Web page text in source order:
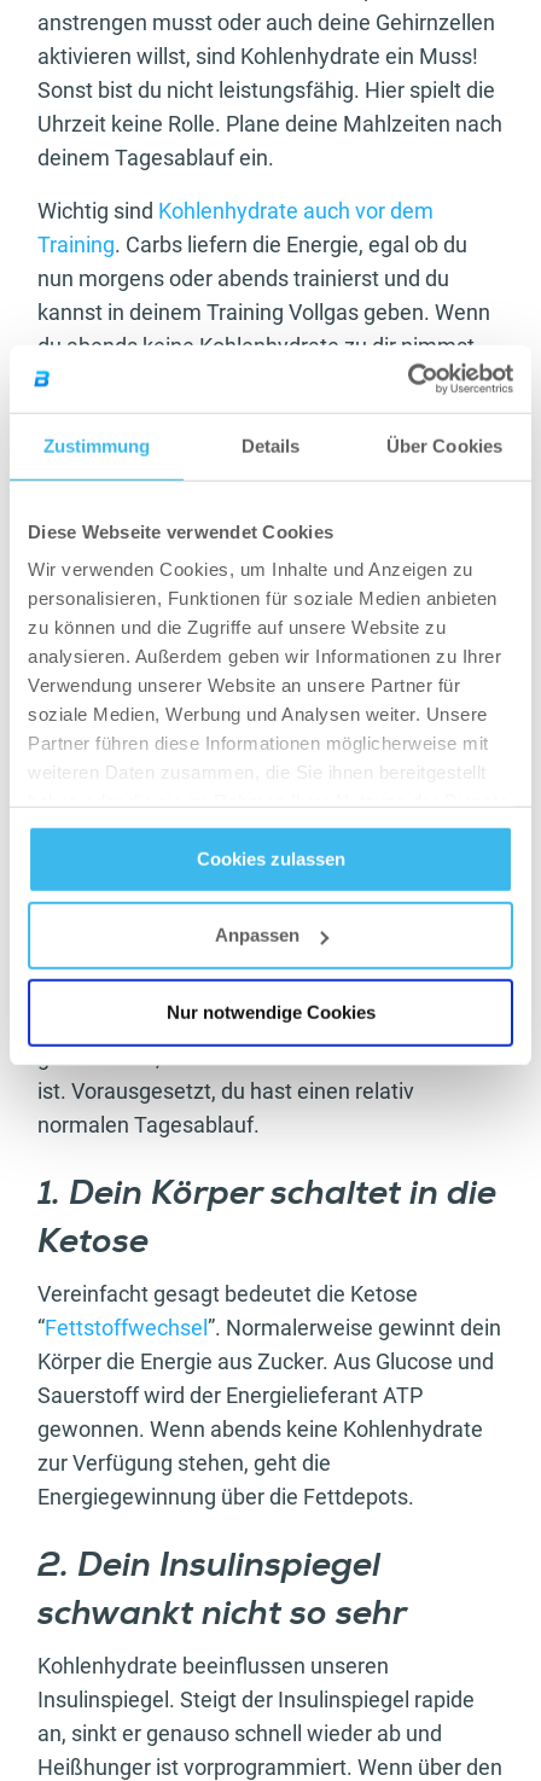
Zustimmung Details Über Cookies
Diese Webseite verwendet Cookies
Wir verwenden Cookies, um Inhalte und Anzeigen zu
personalisieren, Funktionen für soziale Medien anbieten
zu können und die Zugriffe auf unsere Website zu
analysieren. Außerdem geben wir Informationen zu Ihrer
Verwendung unserer Website an unsere Partner für
soziale Medien, Werbung und Analysen weiter. Unsere
Partner führen diese Informationen möglicherweise mit
weiteren Daten zusammen, die Sie ihnen bereitgestellt
gesammelt haben.
Datenschutz- undCookie-Richtlinien
Cookies zulassen
Anpassen
Nur notwendige Cookies
anstrengen musst oder auch deine Gehirnzellen
aktivieren willst, sind Kohlenhydrate ein Muss!
Sonst bist du nicht leistungsfähig. Hier spielt die
Uhrzeit keine Rolle. Plane deine Mahlzeiten nach
deinem Tagesablauf ein.
Wichtig sind Kohlenhydrate auch vor dem
Training. Carbs liefern die Energie, egal ob du
nun morgens oder abends trainierst und du
kannst in deinem Training Vollgas geben. Wenn
du abends keine Kohlenhydrate zu dir nimmst,
kann es sein, dass du bei einem hohen
Trainingspensum schnell kraftlos fühlst.
abends auf
Kohlenhydrate
verzichten solltest:
Auch wenn das Thema der Kohlenhydrate am
Abend sehr umstritten ist, gibt es doch ein paar
ist. Vorausgesetzt, du hast einen relativ
normalen Tagesablauf.
1. Dein Körper schaltet in die
Ketose
Vereinfacht gesagt bedeutet die Ketose
“Fettstoffwechsel”. Normalerweise gewinnt dein
Körper die Energie aus Zucker. Aus Glucose und
Sauerstoff wird der Energielieferant ATP
gewonnen. Wenn abends keine Kohlenhydrate
zur Verfügung stehen, geht die
Energiegewinnung über die Fettdepots.
2. Dein Insulinspiegel
schwankt nicht so sehr
Kohlenhydrate beeinflussen unseren
Insulinspiegel. Steigt der Insulinspiegel rapide
an, sinkt er genauso schnell wieder ab und
Heißhunger ist vorprogrammiert. Wenn über den